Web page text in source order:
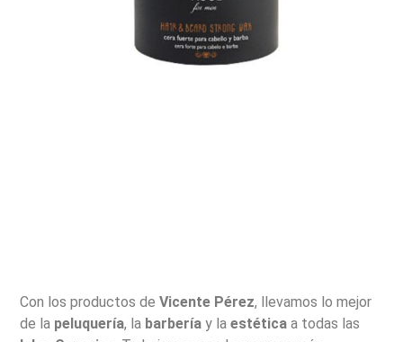
Con los productos deVicente Pérez, llevamos lo mejor
de la peluquería, la barbería y laestética a todas las